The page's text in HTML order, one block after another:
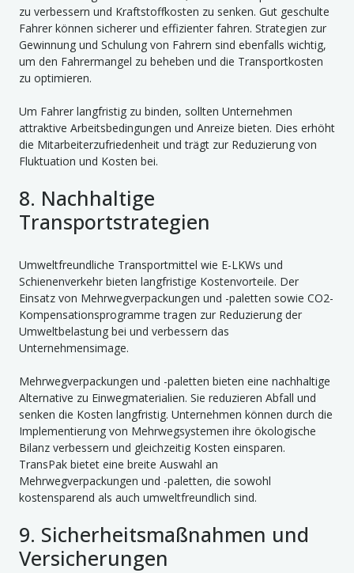
zu verbessern und Kraftstoffkosten zu senken. Gut geschulte
Fahrer können sicherer und effizienter fahren. Strategien zur
Gewinnung und Schulung von Fahrern sind ebenfalls wichtig,
um den Fahrermangel zu beheben und die Transportkosten
zu optimieren.
Um Fahrer langfristig zu binden, sollten Unternehmen
attraktive Arbeitsbedingungen und Anreize bieten. Dies erhöht
die Mitarbeiterzufriedenheit und trägt zur Reduzierung von
Fluktuation und Kosten bei.
8. Nachhaltige
Transportstrategien
Umweltfreundliche Transportmittel wie E-LKWs und
Schienenverkehr bieten langfristige Kostenvorteile. Der
Einsatz von Mehrwegverpackungen und -paletten sowie CO2-
Kompensationsprogramme tragen zur Reduzierung der
Umweltbelastung bei und verbessern das
Unternehmensimage.
Mehrwegverpackungen und -paletten bieten eine nachhaltige
Alternative zu Einwegmaterialien. Sie reduzieren Abfall und
senken die Kosten langfristig. Unternehmen können durch die
Implementierung von Mehrwegsystemen ihre ökologische
Bilanz verbessern und gleichzeitig Kosten einsparen.
TransPak bietet eine breite Auswahl an
Mehrwegverpackungen und -paletten, die sowohl
kostensparend als auch umweltfreundlich sind.
9. Sicherheitsmaßnahmen und
Versicherungen